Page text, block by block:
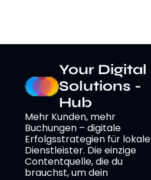
Your Digital
Solutions -
Hub
Mehr Kunden, mehr
Buchungen – digitale
Erfolgsstrategien für lokale
Dienstleister. Die einzige
Contentquelle, die du
brauchst, um dein